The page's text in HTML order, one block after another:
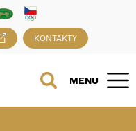
KONTAKTY
MENU